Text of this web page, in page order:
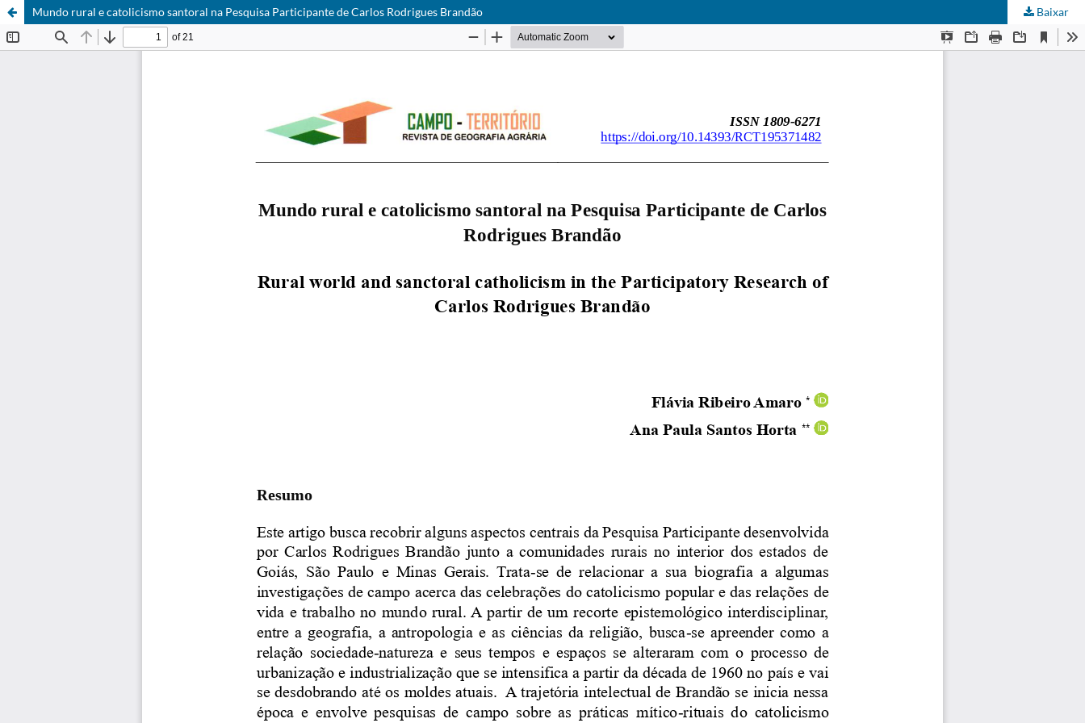
Mundo rural e catolicismo santoral na Pesquisa Participante de Carlos Rodrigues Brandão Baixar